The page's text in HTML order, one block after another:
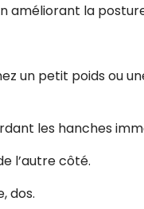
améliorant la
un petit poids ou
les hanches
l’autre côté.
dos.